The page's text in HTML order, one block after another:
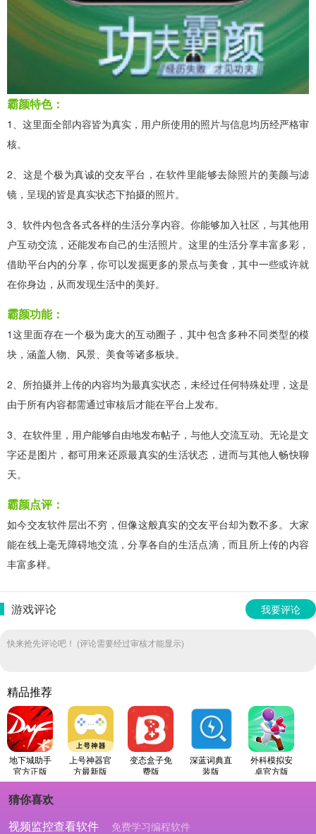
霸颜特色：
1、这里面全部内容皆为真实，用户所使用的照片与信息均历经严格审
核。
2、这是个极为真诚的交友平台，在软件里能够去除照片的美颜与滤
镜，呈现的皆是真实状态下拍摄的照片。
3、软件内包含各式各样的生活分享内容。你能够加入社区，与其他用
户互动交流，还能发布自己的生活照片。这里的生活分享丰富多彩，
借助平台内的分享，你可以发掘更多的景点与美食，其中一些或许就
在你身边，从而发现生活中的美好。
霸颜功能：
1这里面存在一个极为庞大的互动圈子，其中包含多种不同类型的模
块，涵盖人物、风景、美食等诸多板块。
2、所拍摄并上传的内容均为最真实状态，未经过任何特殊处理，这是
由于所有内容都需通过审核后才能在平台上发布。
3、在软件里，用户能够自由地发布帖子，与他人交流互动。无论是文
字还是图片，都可用来还原最真实的生活状态，进而与其他人畅快聊
天。
霸颜点评：
如今交友软件层出不穷，但像这般真实的交友平台却为数不多。大家
能在线上毫无障碍地交流，分享各自的生活点滴，而且所上传的内容
丰富多样。
游戏评论 我要评论
快来抢先评论吧！ (评论需要经过审核才能显示)
精品推荐
地下城助手
官方正版
上号神器官
方最新版
变态盒子免
费版
深蓝词典直
装版
外科模拟安
卓官方版
猜你喜欢
视频监控查看软件
免费学习编程软件